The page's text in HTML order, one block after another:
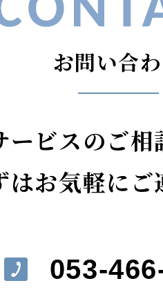
お問い合
ービスのご
はお気軽に
053-